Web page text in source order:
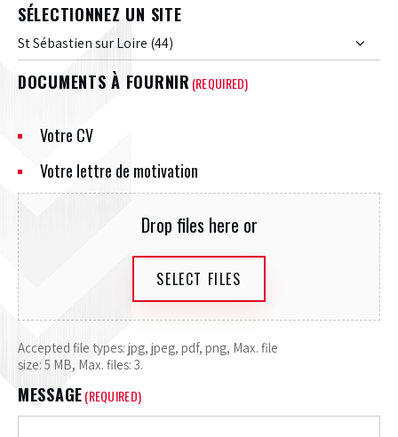
SÉLECTIONNEZ UN SITE
DOCUMENTS À FOURNIR (REQUIRED)
Drop files here or
SELECT FILES
Accepted file types: jpg, jpeg, pdf, png, Max. file
size: 5 MB, Max. files: 3.
Votre CV
Votre lettre de motivation
MESSAGE(REQUIRED)